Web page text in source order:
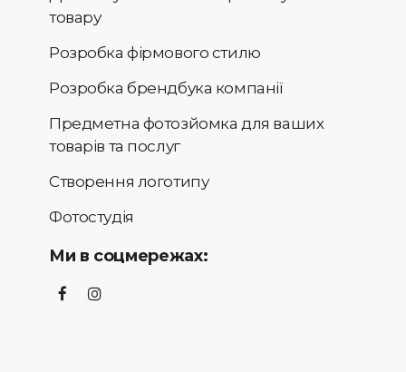
товару
Розробка фірмового стилю
Розробка брендбука компанії
Предметна фотозйомка для ваших
товарів та послуг
Створення логотипу
Фотостудія
Ми в соцмережах: